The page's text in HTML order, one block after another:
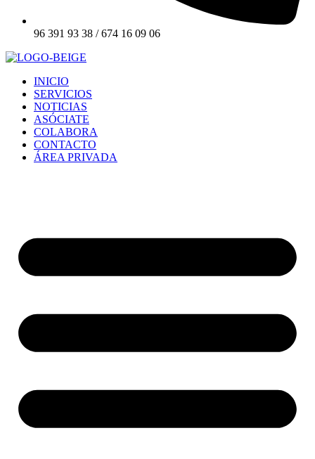
96 391 93 38 / 674 16 09 06
INICIO
SERVICIOS
NOTICIAS
ASÓCIATE
COLABORA
CONTACTO
ÁREA PRIVADA